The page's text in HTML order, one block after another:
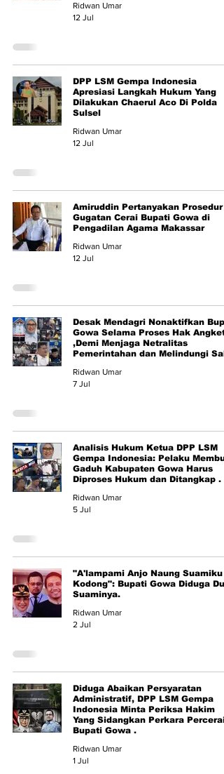
Ridwan Umar
12 Jul
DPP LSM Gempa Indonesia
Apresiasi Langkah Hukum Yang
Dilakukan Chaerul Aco Di Polda
Sulsel
Ridwan Umar
12 Jul
Amiruddin Pertanyakan Prosedur
Gugatan Cerai Bupati Gowa di
Pengadilan Agama Makassar
Ridwan Umar
12 Jul
Desak Mendagri Nonaktifkan
Gowa Selama Proses Hak Angket
,Demi Menjaga Netralitas
Pemerintahan dan Melindungi
Ridwan Umar
7 Jul
Analisis Hukum Ketua DPP LSM
Gempa Indonesia: Pelaku
Gaduh Kabupaten Gowa Harus
Diproses Hukum dan Ditangkap .
Ridwan Umar
5 Jul
"A'lampami Anjo Naung Suamiku
Kodong": Bupati Gowa Diduga
Suaminya.
Ridwan Umar
2 Jul
Diduga Abaikan Persyaratan
Administratif, DPP LSM Gempa
Indonesia Minta Periksa Hakim
Yang Sidangkan Perkara
Bupati Gowa .
Ridwan Umar
1 Jul